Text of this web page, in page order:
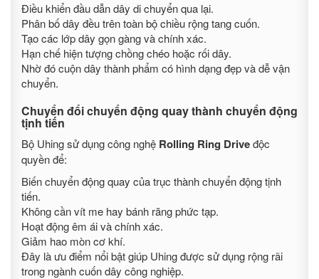
Điều khiển đầu dẫn dây di chuyển qua lại.
Phân bố dây đều trên toàn bộ chiều rộng tang cuốn.
Tạo các lớp dây gọn gàng và chính xác.
Hạn chế hiện tượng chồng chéo hoặc rối dây.
Nhờ đó cuộn dây thành phẩm có hình dạng đẹp và dễ vận
chuyển.
Chuyển đổi chuyển động quay thành chuyển động
tịnh tiến
Bộ Uhing sử dụng công nghệ Rolling Ring Driveđộc
quyền để:
Biến chuyển động quay của trục thành chuyển động tịnh
tiến.
Không cần vít me hay bánh răng phức tạp.
Hoạt động êm ái và chính xác.
Giảm hao mòn cơ khí.
Đây là ưu điểm nổi bật giúp Uhing được sử dụng rộng rãi
trong ngành cuốn dây công nghiệp.